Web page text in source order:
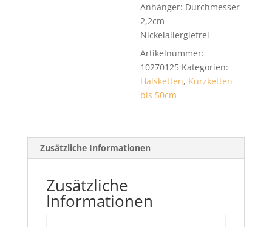
Anhänger: Durchmesser
2,2cm
Nickelallergiefrei
Artikelnummer:
10270125 Kategorien:
Halsketten, Kurzketten
bis 50cm
Zusätzliche Informationen
Zusätzliche
Informationen